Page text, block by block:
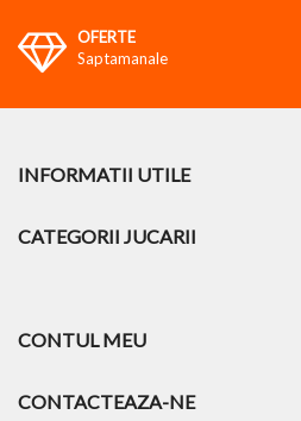
OFERTE
Saptamanale
INFORMATII UTILE
CATEGORII JUCARII
CONTUL MEU
CONTACTEAZA-NE